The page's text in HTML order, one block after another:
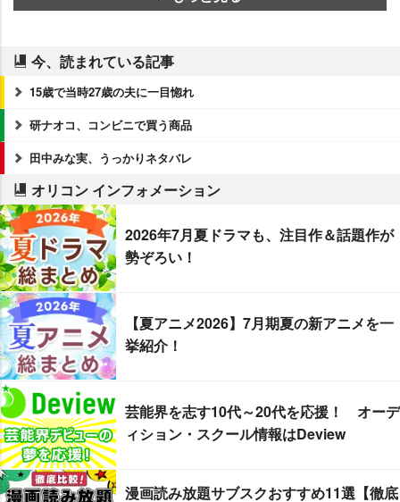
今、読まれている記事
15歳で当時27歳の夫に一目惚れ
研ナオコ、コンビニで買う商品
田中みな実、うっかりネタバレ
オリコン インフォメーション
2026年7月夏ドラマも、注目作＆話題作が
勢ぞろい！
【夏アニメ2026】7月期夏の新アニメを一
挙紹介！
芸能界を志す10代～20代を応援！ オーデ
ィション・スクール情報はDeview
漫画読み放題サブスクおすすめ11選【徹底